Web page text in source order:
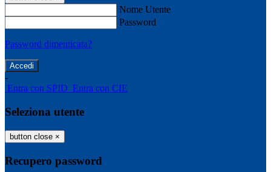
Nome Utente
Password
Password dimenticata?
-
Entra con SPID Entra con CIE
Seleziona utente
button close ×
Recupero password